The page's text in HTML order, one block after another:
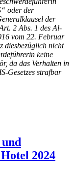
oder der
der
2 Abs. 1 des Al-
vom 22. Februar
diesbezüglich nicht
keine
da das Verhalten in
Gesetzes strafbar
2024